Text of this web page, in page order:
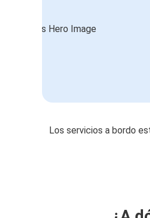
Los servicios a bordo